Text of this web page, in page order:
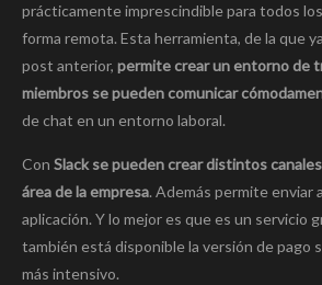
prácticamente imprescindible para todos
forma remota. Esta herramienta, de la que
post anterior, permite crear un entorno de
miembros se pueden comunicar
de chat en un entorno laboral.
Con Slack se pueden crear distintos canales
área de la empresa. Además permite enviar
aplicación. Y lo mejor es que es un servicio
también está disponible la versión de pago
más intensivo.